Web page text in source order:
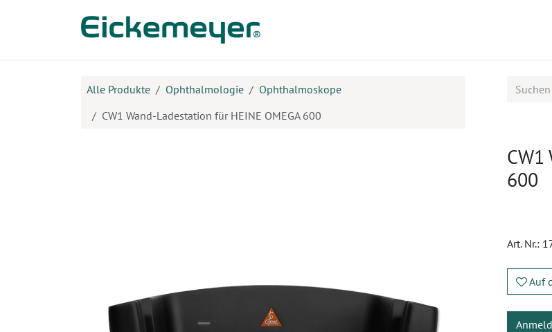
Alle Produkte Ophthalmologie
Ophthalmoskope
CW1 Wand-Ladestation für HEINE OMEGA 600
600
Art. Nr.:
Auf